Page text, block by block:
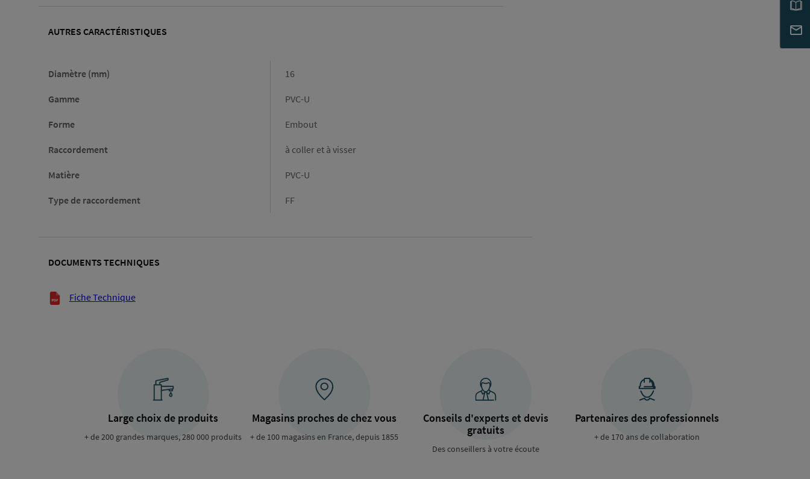
AUTRES CARACTÉRISTIQUES
Diamètre (mm)
Diamètre
16
Gamme Gamme
PVC-U
Forme Forme
Embout
Raccordement Raccordement
à coller et à visser
Matière Matière
PVC-U
Type de raccordement
Type
FF
DOCUMENTS TECHNIQUES
Documents techniques
Fiche Technique
Large choix de produits
+ de 200 grandes marques, 280 000 produits
Magasins proches de chez vous
+ de 100 magasins en France, depuis 1855
Conseils d'experts et devis
gratuits
Des conseillers à votre écoute
Partenaires des professionnels
+ de 170 ans de collaboration